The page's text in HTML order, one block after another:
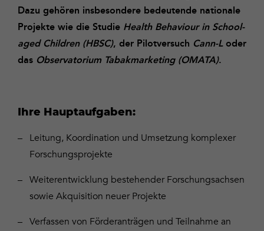
Dazu gehören insbesondere bedeutende nationale
Projekte wie die Studie Health Behaviour in School-
aged Children (HBSC), der Pilotversuch Cann-L oder
das Observatorium Tabakmarketing (OMATA).
Ihre Hauptaufgaben:
Leitung, Koordination und Umsetzung komplexer
Forschungsprojekte
Weiterentwicklung bestehender Forschungsachsen
sowie Akquisition neuer Projekte
Verfassen von Förderanträgen und Teilnahme an